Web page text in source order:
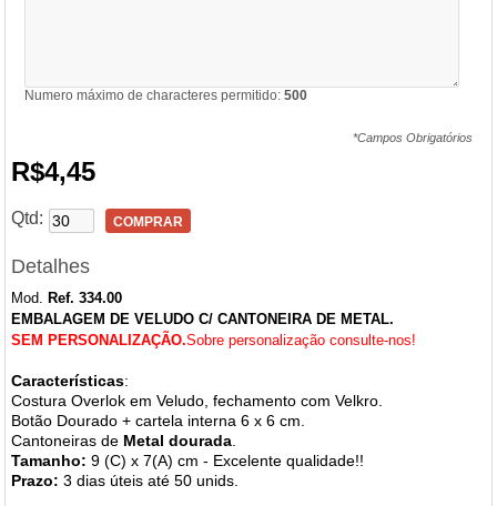
Numero máximo de characteres permitido:500
*Campos Obrigatórios
R$4,45
Qtd: COMPRAR
Detalhes
Mod. Ref. 334.00
EMBALAGEM DE VELUDO C/ CANTONEIRA DE METAL.
SEM PERSONALIZAÇÃO.Sobre personalização consulte-nos!
Características:
Costura Overlok em Veludo, fechamento com Velkro.
Botão Dourado + cartela interna 6 x 6 cm.
Cantoneiras de Metal dourada
Tamanho: 9 (C) x 7(A) cm - Excelente qualidade!!
Prazo: 3 dias úteis até 50 unids.